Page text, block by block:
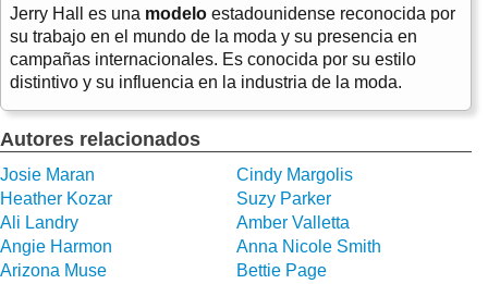
Jerry Hall es una modelo estadounidense reconocida por
su trabajo en el mundo de la moda y su presencia en
campañas internacionales. Es conocida por su estilo
distintivo y su influencia en la industria de la moda.
Autores relacionados
Josie Maran
Cindy Margolis
Heather Kozar
Suzy Parker
Ali Landry
Amber Valletta
Angie Harmon
Anna Nicole Smith
Arizona Muse
Bettie Page